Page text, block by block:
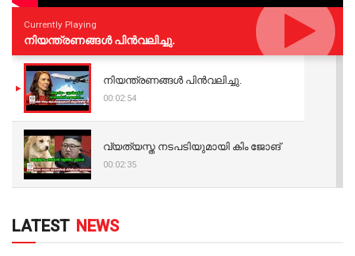
Currently Playing
നിയന്ത്രണങ്ങള്‍ പിന്‍വലിച്ചു.
നിയന്ത്രണങ്ങള്‍ പിന്‍വലിച്ചു.
00:02:54
വ്യത്യസ്ത നടപടിയുമായി കിം ജോങ്
00:02:35
LATEST NEWS